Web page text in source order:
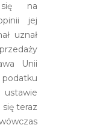
na
jej
uznał
Unii
teraz